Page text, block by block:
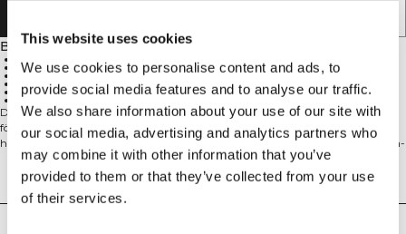
This website uses cookies
We use cookies to personalise content and ads, to
provide social media features and to analyse our traffic.
We also share information about your use of our site with
our social media, advertising and analytics partners who
may combine it with other information that you’ve
provided to them or that they’ve collected from your use
of their services.
Beskrivning
92% Nylon, 8% Spandex
Optimal andningsförmåga
Four way stretch
Seamless-teknologi
Stilrena tygdetaljer
ICANIWILL-logga
Define Seamless är en av våra mest populära kollektioner, och det är lätt att
förstå varför. Denna Crop Top är ett måste i din träningsgarderob! Toppen
har en perfekt passform som följer kroppens rörelser, med en bekväm stretch-
känsla och ren design. De stilrena detaljerna i tyget förhöjer designen
ytterligare. Plagget är tillverkat med den senaste seamless-teknologin och har
under träningen. Optimal andningsförmåga, ICANIWILL-logga, four-way
Tekniska aspekter